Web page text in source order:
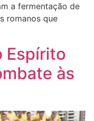
a fermentação de
romanos que
Espírito
às